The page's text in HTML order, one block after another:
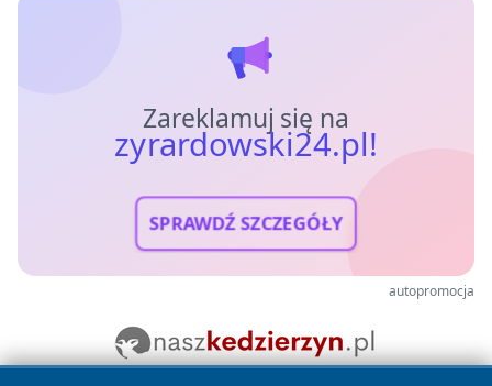
Zareklamuj się na
zyrardowski24.pl!
SPRAWDŹ SZCZEGÓŁY
autopromocja